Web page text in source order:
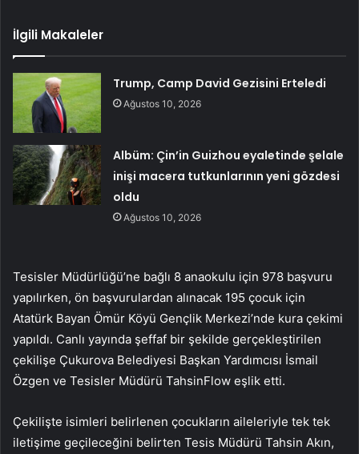
İlgili Makaleler
Trump, Camp David Gezisini Erteledi
Ağustos 10, 2026
Albüm: Çin’in Guizhou eyaletinde şelale
inişi macera tutkunlarının yeni gözdesi
oldu
Ağustos 10, 2026
Tesisler Müdürlüğü’ne bağlı 8 anaokulu için 978 başvuru
yapılırken, ön başvurulardan alınacak 195 çocuk için
Atatürk Bayan Ömür Köyü Gençlik Merkezi’nde kura çekimi
yapıldı. Canlı yayında şeffaf bir şekilde gerçekleştirilen
çekilişe Çukurova Belediyesi Başkan Yardımcısı İsmail
Özgen ve Tesisler Müdürü TahsinFlow eşlik etti.
Çekilişte isimleri belirlenen çocukların aileleriyle tek tek
iletişime geçileceğini belirten Tesis Müdürü Tahsin Akın,